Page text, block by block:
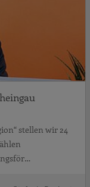
stellen wir 24